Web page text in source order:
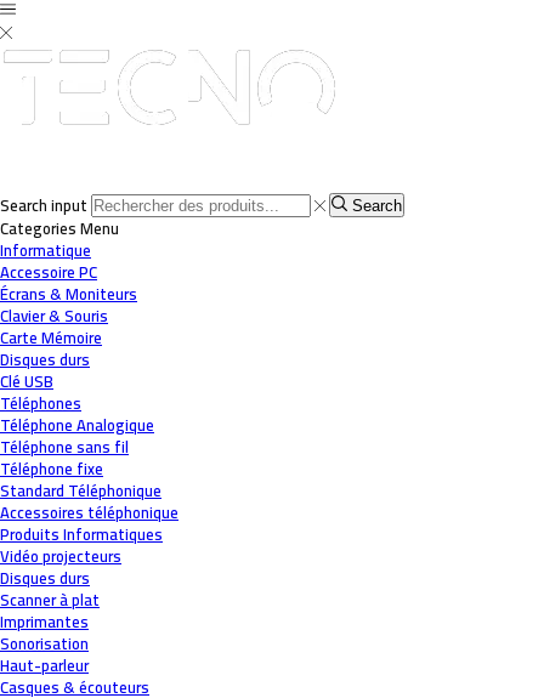
Search input Search
CategoriesMenu
Informatique
Accessoire PC
Écrans & Moniteurs
Clavier & Souris
Carte Mémoire
Disques durs
Clé USB
Téléphones
Téléphone Analogique
Téléphone sans fil
Téléphone fixe
Standard Téléphonique
Accessoires téléphonique
Produits Informatiques
Vidéo projecteurs
Disques durs
Scanner à plat
Imprimantes
Sonorisation
Haut-parleur
Casques & écouteurs